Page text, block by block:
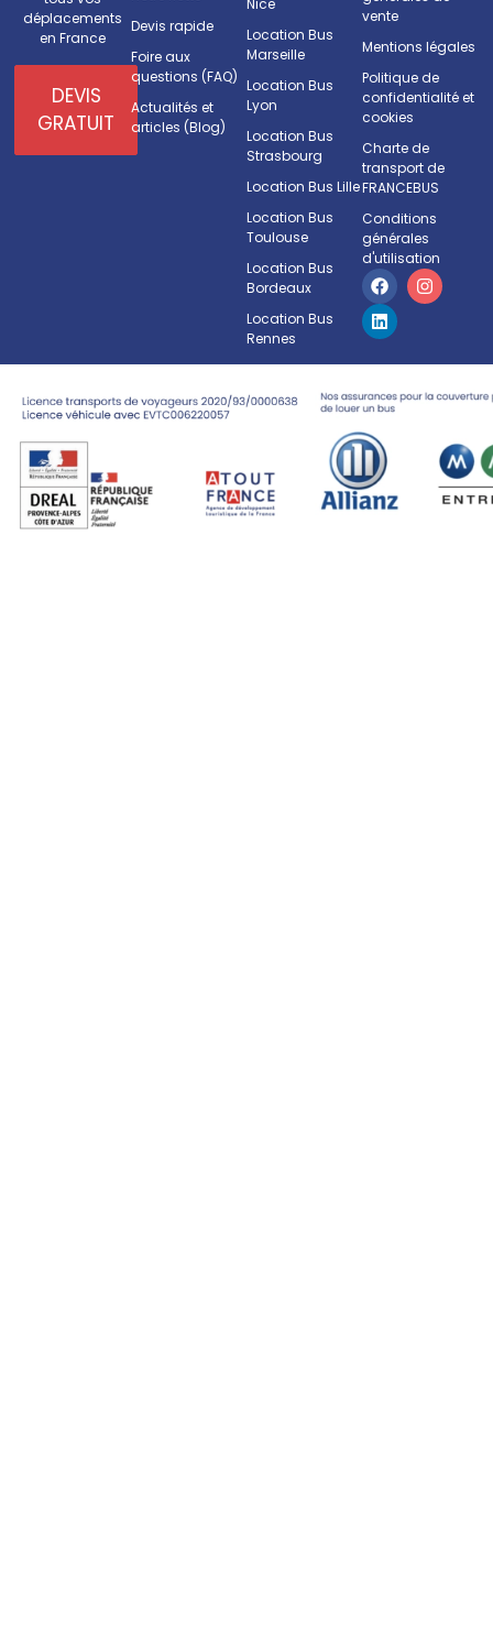
déplacements
en France
DEVIS
GRATUIT
Devis rapide
Foire aux
questions (FAQ)
Actualités et
articles (Blog)
Nice
Location Bus
Marseille
Location Bus
Lyon
Location Bus
Strasbourg
Location Bus Lille
Location Bus
Toulouse
Location Bus
Bordeaux
Location Bus
Rennes
vente
Mentions légales
Politique de
confidentialité et
cookies
Charte de
transport de
FRANCEBUS
Conditions
générales
d'utilisation